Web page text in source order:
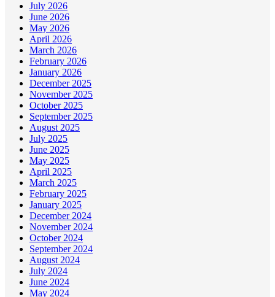
July 2026
June 2026
May 2026
April 2026
March 2026
February 2026
January 2026
December 2025
November 2025
October 2025
September 2025
August 2025
July 2025
June 2025
May 2025
April 2025
March 2025
February 2025
January 2025
December 2024
November 2024
October 2024
September 2024
August 2024
July 2024
June 2024
May 2024